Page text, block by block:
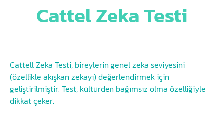
Cattel Zeka Testi
Cattell Zeka Testi, bireylerin genel zeka seviyesini
(özellikle akışkan zekayı) değerlendirmek için
geliştirilmiştir. Test, kültürden bağımsız olma özelliğiyle
dikkat çeker.